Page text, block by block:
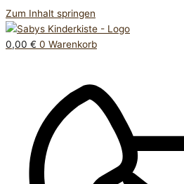
Zum Inhalt springen
0,00 € 0 Warenkorb